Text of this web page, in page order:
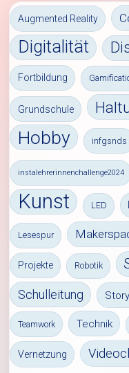
Augmented Reality
Digitalität
Fortbildung
Grundschule
Hobby infgsnds
instalehrerinnenchallenge2024
Kunst LED
Lesespur
Projekte Robotik
Schulleitung
Teamwork Technik
Vernetzung